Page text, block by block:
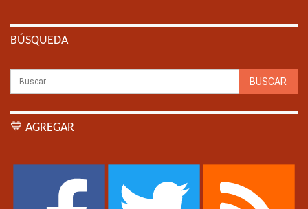
BÚSQUEDA
💙 AGREGAR